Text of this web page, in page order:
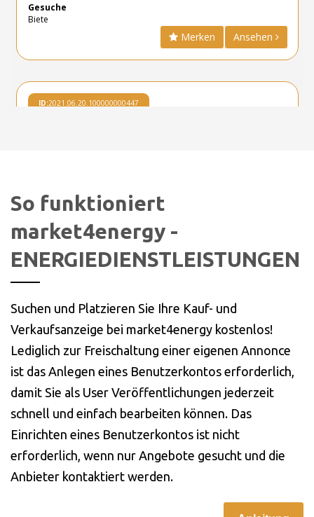
So funktioniert
market4energy -
ENERGIEDIENSTLEISTUNGEN
Suchen und Platzieren Sie Ihre Kauf- und
Verkaufsanzeige bei market4energy kostenlos!
Lediglich zur Freischaltung einer eigenen Annonce
ist das Anlegen eines Benutzerkontos erforderlich,
damit Sie als User Veröffentlichungen jederzeit
schnell und einfach bearbeiten können. Das
Einrichten eines Benutzerkontos ist nicht
erforderlich, wenn nur Angebote gesucht und die
Anbieter kontaktiert werden.